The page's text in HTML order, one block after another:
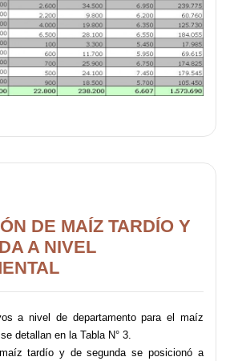
DE MAÍZ TARDÍO Y
A NIVEL
a nivel de departamento para el maíz
detallan en la Tabla N° 3.
tardío y de segunda se posicionó a